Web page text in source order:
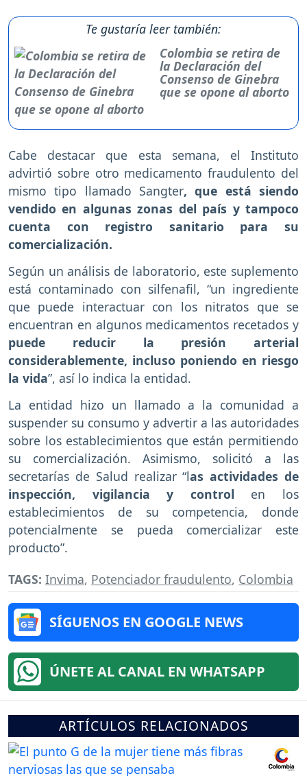
Te gustaría leer también:
Colombia se retira de
la Declaración del
Consenso de Ginebra
que se opone al aborto
Cabe destacar que esta semana, el Instituto
advirtió sobre otro medicamento fraudulento del
mismo tipo llamado Sangter, que está siendo
vendido en algunas zonas del país y tampoco
cuenta con registro sanitario para su
comercialización.
Según un análisis de laboratorio, este suplemento
está contaminado con silfenafil, “un ingrediente
que puede interactuar con los nitratos que se
encuentran en algunos medicamentos recetados y
puede reducir la presión arterial
considerablemente, incluso poniendo en riesgo
la vida”, así lo indica la entidad.
La entidad hizo un llamado a la comunidad a
suspender su consumo y advertir a las autoridades
sobre los establecimientos que están permitiendo
su comercialización. Asimismo, solicitó a las
secretarías de Salud realizar “las actividades de
inspección, vigilancia y control en los
establecimientos de su competencia, donde
potencialmente se pueda comercializar este
producto”.
TAGS: Invima, Potenciador fraudulento, Colombia
SÍGUENOS EN GOOGLE NEWS
ÚNETE AL CANAL EN WHATSAPP
ARTÍCULOS RELACIONADOS